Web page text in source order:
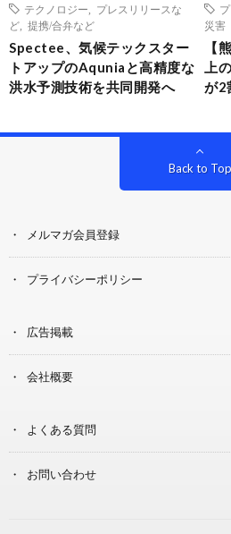
テクノロジー
プレスリリースな
ど
提携/合弁など
Spectee、気候テックスター
トアップのAquniaと高精度な
洪水予測技術を共同開発へ
災害
【
上
が2
Back to Top
メルマガ会員登録
プライバシーポリシー
広告掲載
会社概要
よくある質問
お問い合わせ